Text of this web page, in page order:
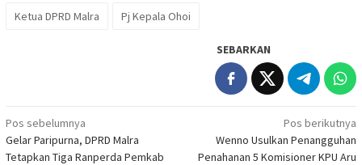
Ketua DPRD Malra Pj Kepala Ohoi
SEBARKAN
Navigasi
pos
Pos sebelumnya
Gelar Paripurna, DPRD Malra
Tetapkan Tiga Ranperda Pemkab
Pos berikutnya
Wenno Usulkan Penangguhan
Penahanan 5 Komisioner KPU Aru